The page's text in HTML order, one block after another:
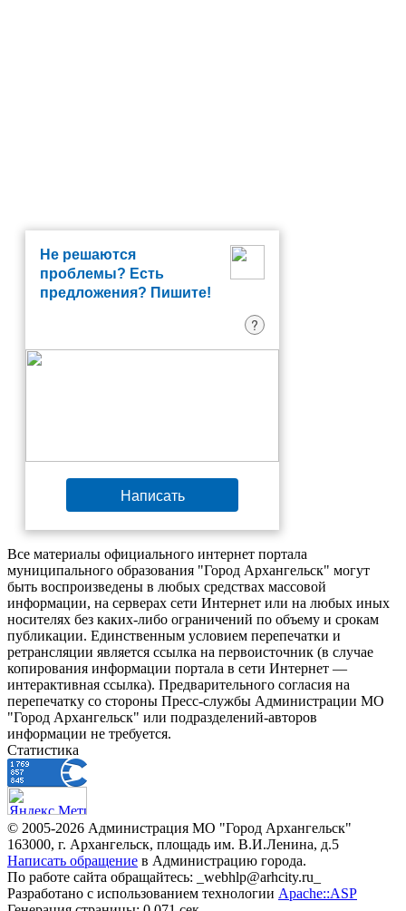
Не решаются
проблемы? Есть
предложения? Пишите!
?
Написать
Все материалы официального интернет портала
муниципального образования "Город Архангельск" могут
быть воспроизведены в любых средствах массовой
информации, на серверах сети Интернет или на любых иных
носителях без каких-либо ограничений по объему и срокам
публикации. Единственным условием перепечатки и
ретрансляции является ссылка на первоисточник (в случае
копирования информации портала в сети Интернет —
интерактивная ссылка). Предварительного согласия на
перепечатку со стороны Пресс-службы Администрации МО
"Город Архангельск" или подразделений-авторов
информации не требуется.
Статистика
© 2005-2026 Администрация МО "Город Архангельск"
163000, г. Архангельск, площадь им. В.И.Ленина, д.5
Написать обращение в Администрацию города.
По работе сайта обращайтесь: _webhlp@arhcity.ru_
Разработано с использованием технологии Apache::ASP